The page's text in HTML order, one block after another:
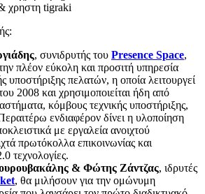
χρηστη tigraki
, συνιδρυτής του Presence Space,
πλέον εύκολη και προσιτή υπηρεσία
υποστήριξης πελατών, η οποία λειτουργεί
2008 και χρησιμοποιείται ήδη από
κόμβους τεχνικής υποστήριξης,
ενδιαφέρον δίνει η υλοποίηση
με εργαλεία ανοιχτού
πρωτόκολλα επικοινωνίας και
τεχνολογίες.
& Φώτης Ζάντζας, ιδρυτές
, θα μιλήσουν για την ομώνυμη